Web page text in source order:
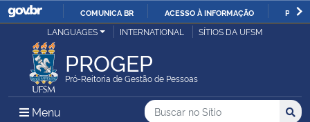
IR
COMUNICA BR ACESSO À INFORMAÇÃO
Ministério da Justiça e Segurança Pública
Ministério da Defesa
LANGUAGES INTERNATIONAL SÍTIOS DA UFSM
PROGEP
Pró-Reitoria de Gestão de Pessoas
Menu Menu Principal do Sítio
Busca
Buscar no no Sítio
Busca: